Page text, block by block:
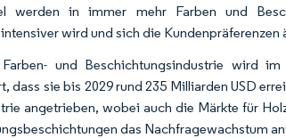
werden in immer mehr Farben und
wird und sich die Kundenpräferenzen
und Beschichtungsindustrie wird
dass sie bis 2029 rund 235 Milliarden USD
angetrieben, wobei auch die Märkte für
das Nachfragewachstum